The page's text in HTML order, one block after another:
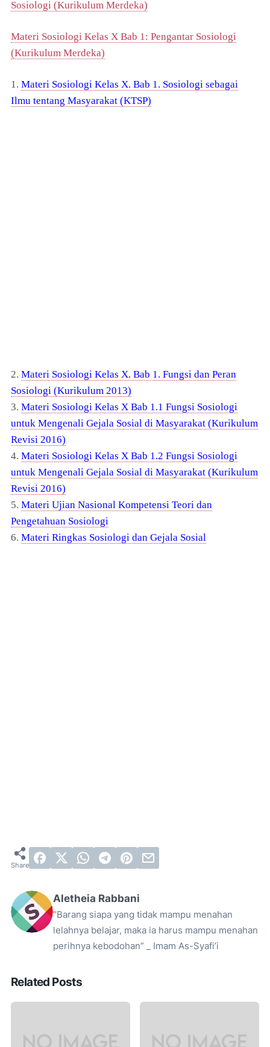
Sosiologi (Kurikulum Merdeka)
Materi Sosiologi Kelas X Bab 1: Pengantar Sosiologi
(Kurikulum Merdeka)
1. Materi Sosiologi Kelas X. Bab 1. Sosiologi sebagai
Ilmu tentang Masyarakat (KTSP)
2. Materi Sosiologi Kelas X. Bab 1. Fungsi dan Peran
Sosiologi (Kurikulum 2013)
3. Materi Sosiologi Kelas X Bab 1.1 Fungsi Sosiologi
untuk Mengenali Gejala Sosial di Masyarakat (Kurikulum
Revisi 2016)
4. Materi Sosiologi Kelas X Bab 1.2 Fungsi Sosiologi
untuk Mengenali Gejala Sosial di Masyarakat (Kurikulum
Revisi 2016)
5. Materi Ujian Nasional Kompetensi Teori dan
Pengetahuan Sosiologi
6. Materi Ringkas Sosiologi dan Gejala Sosial
Aletheia Rabbani
“Barang siapa yang tidak mampu menahan
lelahnya belajar, maka ia harus mampu menahan
perihnya kebodohan” _ Imam As-Syafi’i
Related Posts